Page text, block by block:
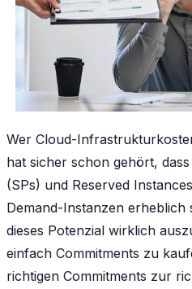
Wer Cloud-
hat sicher schon gehört,
(SPs) und Reserved
Demand-Instanzen erheblich
dieses Potenzial wirklich
einfach Commitments zu
richtigen Commitments zur